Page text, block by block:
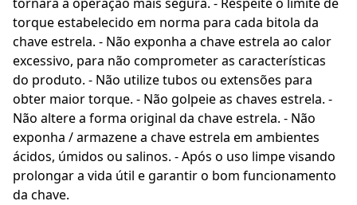
torque estabelecido em norma para cada bitola da
chave estrela. - Não exponha a chave estrela ao calor
excessivo, para não comprometer as características
do produto. - Não utilize tubos ou extensões para
obter maior torque. - Não golpeie as chaves estrela. -
Não altere a forma original da chave estrela. - Não
exponha / armazene a chave estrela em ambientes
ácidos, úmidos ou salinos. - Após o uso limpe visando
prolongar a vida útil e garantir o bom funcionamento
da chave.